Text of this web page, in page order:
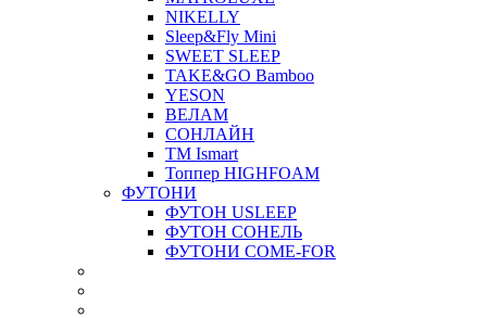
NIKELLY
Sleep&Fly Mini
SWEET SLEEP
TAKE&GO Bamboo
YESON
ВЕЛАМ
СОНЛАЙН
ТМ Ismart
Топпер HIGHFOAM
ФУТОНИ
ФУТОН USLEEP
ФУТОН СОНЕЛЬ
ФУТОНИ COME-FOR